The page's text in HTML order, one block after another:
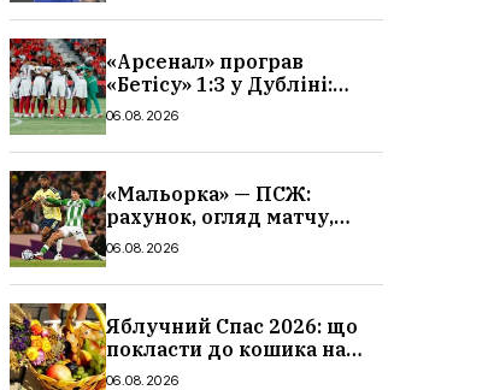
«Арсенал» програв
«Бетісу» 1:3 у Дубліні:
огляд матчу та всі голи
06.08.2026
«Мальорка» — ПСЖ:
рахунок, огляд матчу,
голи та склад парижан
06.08.2026
Яблучний Спас 2026: що
покласти до кошика на
освячення, які фрукти,
06.08.2026